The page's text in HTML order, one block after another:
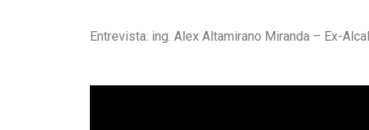
Entrevista: ing. Alex Altamirano Miranda – Ex-